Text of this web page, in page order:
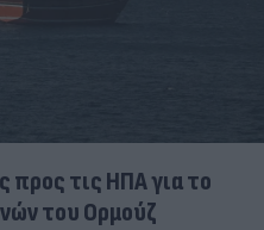
προς τις ΗΠΑ για το
του Ορμούζ